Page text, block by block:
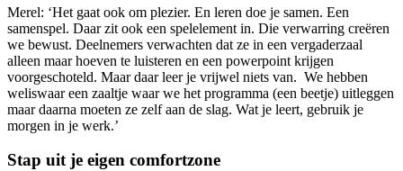
Merel: ‘Het gaat ook om plezier. En leren doe je samen. Een
samenspel. Daar zit ook een spelelement in. Die verwarring creëren
we bewust. Deelnemers verwachten dat ze in een vergaderzaal
alleen maar hoeven te luisteren en een powerpoint krijgen
voorgeschoteld. Maar daar leer je vrijwel niets van. We hebben
weliswaar een zaaltje waar we het programma (een beetje) uitleggen
maar daarna moeten ze zelf aan de slag. Wat je leert, gebruik je
morgen in je werk.’
Stap uit je eigen comfortzone